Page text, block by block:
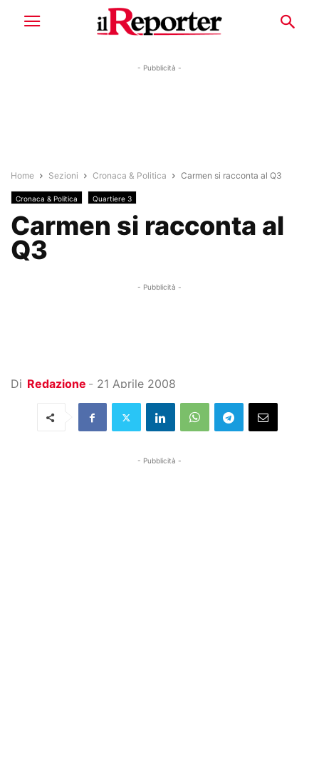
- Pubblicità -
Home Sezioni Cronaca & Politica Carmen si racconta al Q3
Cronaca & Politica Quartiere 3
Carmen si racconta al
Q3
- Pubblicità -
Di Redazione - 21 Aprile 2008
- Pubblicità -